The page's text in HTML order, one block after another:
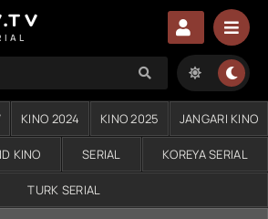
KINO 2024 KINO 2025 JANGARI KINO
KINO SERIAL KOREYA SERIAL
TURK SERIAL